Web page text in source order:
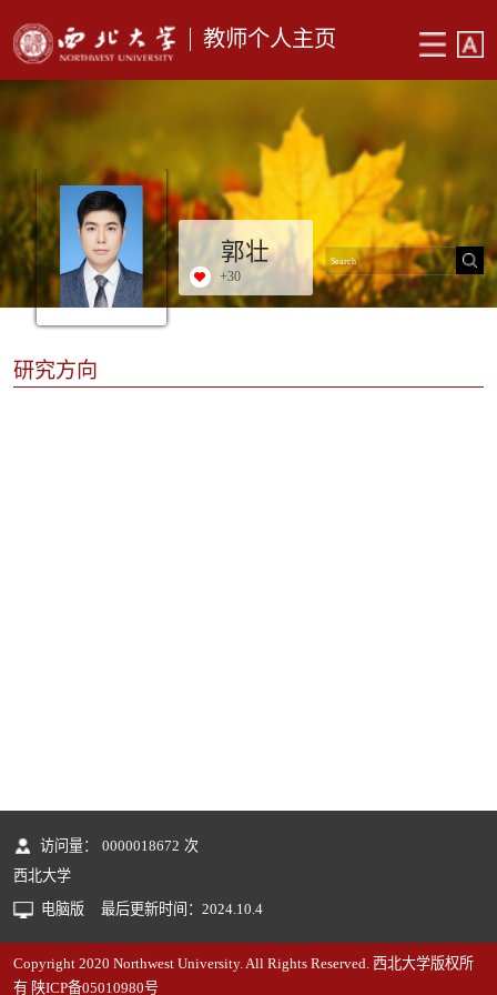
教师个人主页
郭壮
+30
研究方向
访问量： 0000018672 次
西北大学
电脑版
最后更新时间： 2024. 10 4
Copyright 2020 Northwest University. All Rights Reserved. 西北大学版权所
有 陕ICP备05010980号